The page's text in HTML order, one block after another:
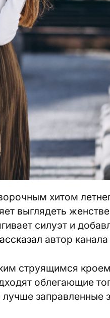
хитом
выглядеть
силуэт и
автор
струящимся
облегающие
заправленные